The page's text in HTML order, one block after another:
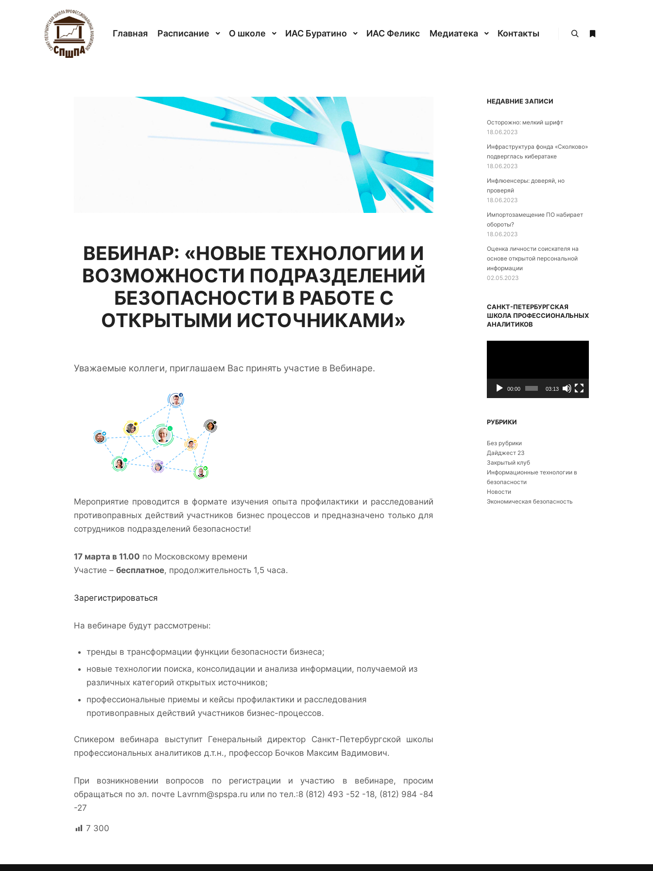
Главная Расписание О школе ИАС Буратино ИАС Феликс Медиатека Контакты
ВЕБИНАР: «НОВЫЕ ТЕХНОЛОГИИ И
ВОЗМОЖНОСТИ ПОДРАЗДЕЛЕНИЙ
БЕЗОПАСНОСТИ В РАБОТЕ С
ОТКРЫТЫМИ ИСТОЧНИКАМИ»
Уважаемые коллеги, приглашаем Вас принять участие в Вебинаре.
Мероприятие проводится в формате изучения опыта профилактики и расследований
противоправных действий участников бизнес процессов и предназначено только для
сотрудников подразделений безопасности!
17 марта в 11.00 по Московскому времени
Участие – бесплатное, продолжительность 1,5 часа.
Зарегистрироваться
На вебинаре будут рассмотрены:
тренды в трансформации функции безопасности бизнеса;
новые технологии поиска, консолидации и анализа информации, получаемой из
различных категорий открытых источников;
профессиональные приемы и кейсы профилактики и расследования
противоправных действий участников бизнес-процессов.
Спикером вебинара выступит Генеральный директор Санкт-Петербургской школы
профессиональных аналитиков д.т.н., профессор Бочков Максим Вадимович.
При возникновении вопросов по регистрации и участию в вебинаре, просим
обращаться по эл. почте Lavrnm@spspa.ru или по тел.:8 (812) 493 -52 -18, (812) 984 -84
-27
7 300
НЕДАВНИЕ ЗАПИСИ
Осторожно: мелкий шрифт
18.06.2023
Инфраструктура фонда «Сколково»
подверглась кибератаке
18.06.2023
Инфлюенсеры: доверяй, но
проверяй
18.06.2023
Импортозамещение ПО набирает
обороты?
18.06.2023
Оценка личности соискателя на
основе открытой персональной
информации
02.05.2023
САНКТ-ПЕТЕРБУРГСКАЯ
ШКОЛА ПРОФЕССИОНАЛЬНЫХ
АНАЛИТИКОВ
00:00 03:13
РУБРИКИ
Без рубрики
Дайджест 23
Закрытый клуб
Информационные технологии в
безопасности
Новости
Экономическая безопасность